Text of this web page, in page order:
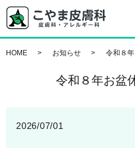
HOME お知らせ 令和８
令和８年お盆
2026/07/01